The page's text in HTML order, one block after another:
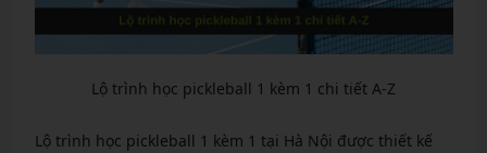
Lộ trình học pickleball 1 kèm 1 chi tiết A-Z
Lộ trình học pickleball 1 kèm 1 tại Hà Nội được thiết kế